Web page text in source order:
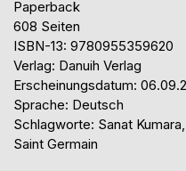
Paperback
608 Seiten
ISBN-13: 9780955359620
Verlag: Danuih Verlag
Erscheinungsdatum:
Sprache: Deutsch
Schlagworte: Sanat
Saint Germain